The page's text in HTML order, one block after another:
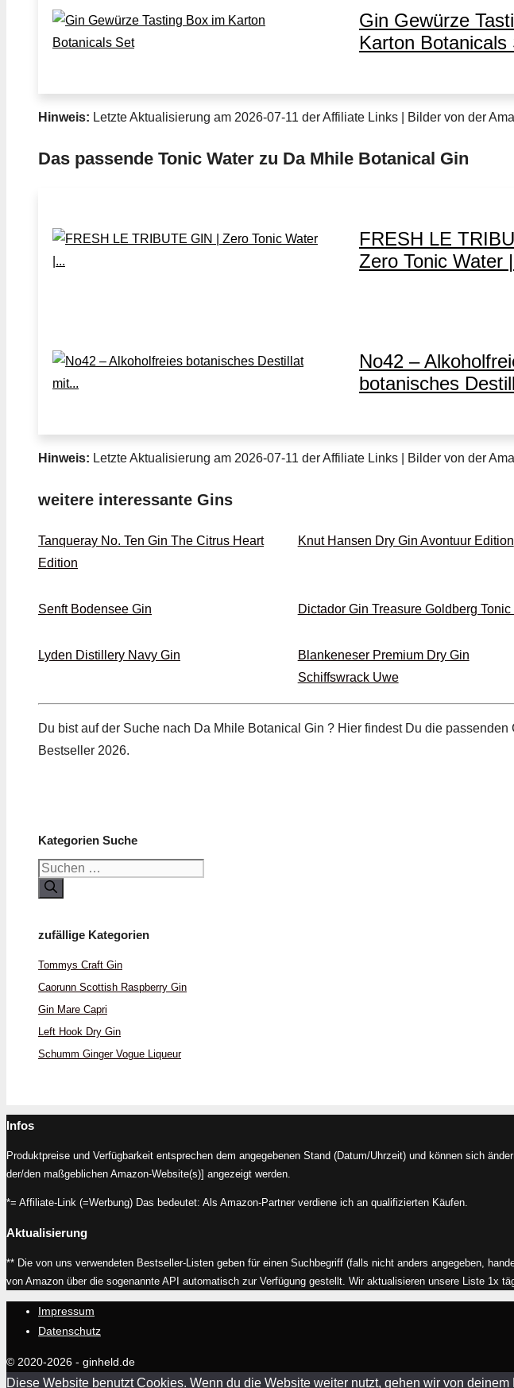
Gin Gewürze
Karton Botanicals
Hinweis: Letzte Aktualisierung am 2026-07-11 der Affiliate Links | Bilder von der
Das passende Tonic Water zu Da Mhile Botanical Gin
FRESH LE
Zero Tonic Water
No42 –
botanisches
Hinweis: Letzte Aktualisierung am 2026-07-11 der Affiliate Links | Bilder von der
weitere interessante Gins
Tanqueray No. Ten Gin The Citrus Heart
Edition
Knut Hansen Dry Gin Avontuur Edition
Senft Bodensee Gin Dictador Gin Treasure Goldberg Tonic
Lyden Distillery Navy Gin
Blankeneser Premium Dry Gin
Schiffswrack Uwe
Du bist auf der Suche nach Da Mhile Botanical Gin ? Hier findest Du die
Bestseller 2026.
Kategorien Suche
Suchen
nach:
zufällige Kategorien
Tommys Craft Gin
Caorunn Scottish Raspberry Gin
Gin Mare Capri
Left Hook Dry Gin
Schumm Ginger Vogue Liqueur
Infos
Produktpreise und Verfügbarkeit entsprechen dem angegebenen Stand (Datum/Uhrzeit) und können sich
der/den maßgeblichen Amazon-Website(s)] angezeigt werden.
*= Affiliate-Link (=Werbung) Das bedeutet: Als Amazon-Partner verdiene ich an qualifizierten Käufen.
Aktualisierung
** Die von uns verwendeten Bestseller-Listen geben für einen Suchbegriff (falls nicht anders angegeben,
von Amazon über die sogenannte API automatisch zur Verfügung gestellt. Wir aktualisieren unsere Liste 1x
Impressum
Datenschutz
© 2020-2026 - ginheld.de
Diese Website benutzt Cookies. Wenn du die Website weiter nutzt, gehen wir von deinem